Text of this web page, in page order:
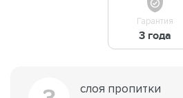
Гарантия
3 года
слоя пропитки